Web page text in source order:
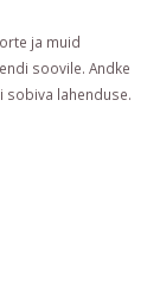
ja muid
soovile. Andke
sobiva lahenduse.